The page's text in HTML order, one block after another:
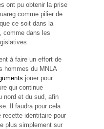
ont pu obtenir la prise
comme pilier de
ce soit dans la
comme dans les
à faire un effort de
hommes du MNLA
jouer pour
qui continue
nord et du sud, afin
Il faudra pour cela
recette identitaire pour
plus simplement sur